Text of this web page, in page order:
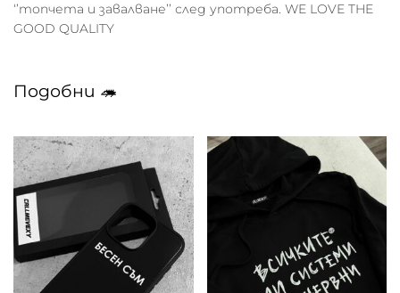
‘’топчета и завалване’’ след употреба. WE LOVE THE
GOOD QUALITY
Подобни 🦔